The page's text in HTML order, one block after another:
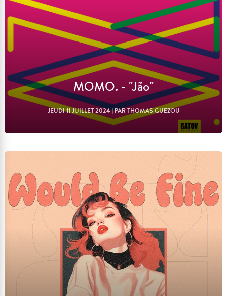
MOMO. - "Jão"
JEUDI 11 JUILLET 2024| PAR THOMAS GUEZOU
Lire l'article